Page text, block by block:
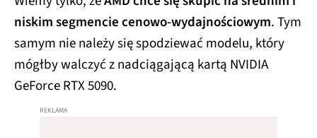
niskim segmencie cenowo-wydajnościowym. Tym
samym nie należy się spodziewać modelu, który
mógłby walczyć z nadciągającą kartą NVIDIA
GeForce RTX 5090.